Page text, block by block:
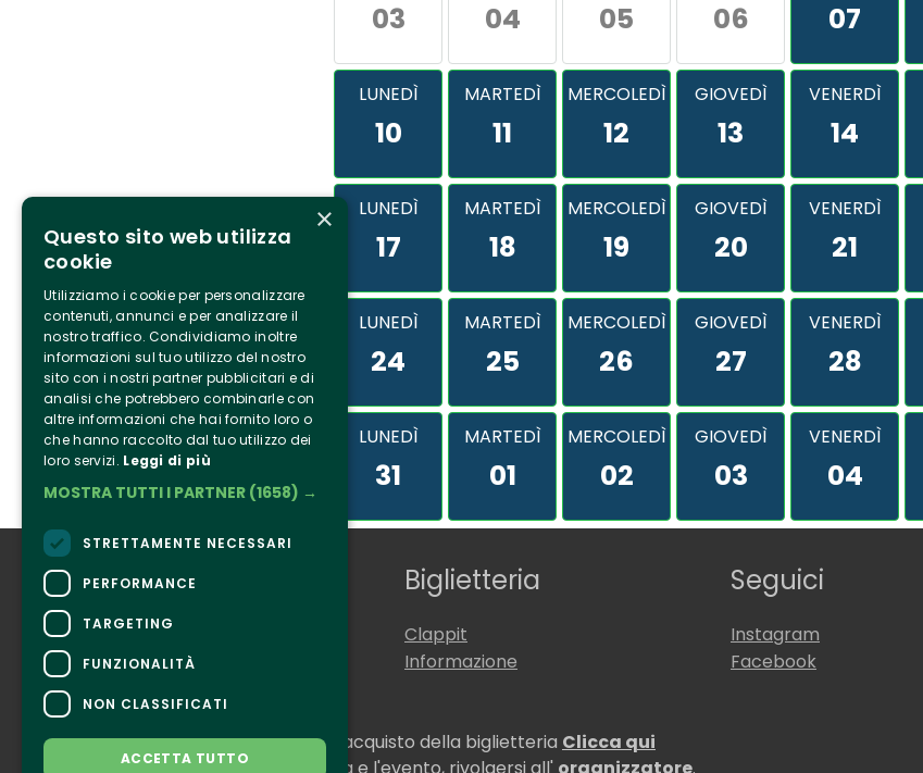
03 04 05 06 07
LUNEDÌ
10
MARTEDÌ
11
MERCOLEDÌ
12
GIOVEDÌ
13
VENERDÌ
14
LUNEDÌ
17
MARTEDÌ
18
MERCOLEDÌ
19
GIOVEDÌ
20
VENERDÌ
21
LUNEDÌ
24
MARTEDÌ
25
MERCOLEDÌ
26
GIOVEDÌ
27
VENERDÌ
28
LUNEDÌ
31
MARTEDÌ
01
MERCOLEDÌ
02
GIOVEDÌ
03
VENERDÌ
04
Chi siamo
Tenuta Selvaggia
Contatti
Biglietteria
Clappit
Informazione
Seguici
Instagram
Facebook
CONTATTI
Per informazioni e supporto all'acquisto della biglietteria Clicca qui
×
Questo sito web utilizza
cookie
Utilizziamo i cookie per personalizzare
contenuti, annunci e per analizzare il
nostro traffico. Condividiamo inoltre
informazioni sul tuo utilizzo del nostro
sito con i nostri partner pubblicitari e di
analisi che potrebbero combinarle con
altre informazioni che hai fornito loro o
che hanno raccolto dal tuo utilizzo dei
loro servizi. Leggi di più
MOSTRA TUTTI I PARTNER (1658) →
STRETTAMENTE NECESSARI
PERFORMANCE
TARGETING
FUNZIONALITÀ
NON CLASSIFICATI
ACCETTA TUTTO